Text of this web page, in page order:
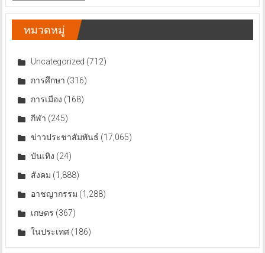
ข่าว
หมวดหมู่
Uncategorized (712)
การศึกษา (316)
การเมือง (168)
กีฬา (245)
ข่าวประชาสัมพันธ์ (17,065)
บันเทิง (24)
สังคม (1,888)
อาชญากรรม (1,288)
เกษตร (367)
ในประเทศ(186)